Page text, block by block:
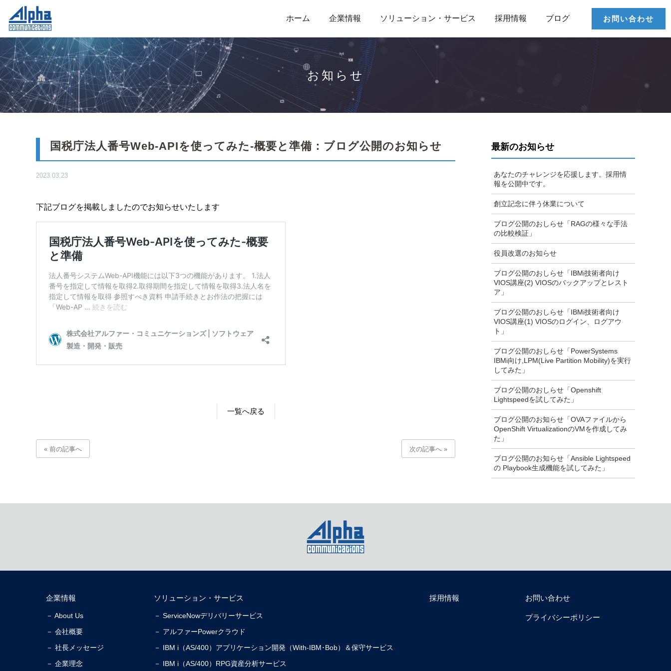
ホーム 企業情報 ソリューション・サービス 採用情報 ブログ お問い合わせ
お知らせ
国税庁法人番号Web-APIを使ってみた-概要と準備：ブログ公開のお知らせ
2023.03.23
下記ブログを掲載しましたのでお知らせいたします
一覧へ戻る
« 前の記事へ 次の記事へ »
最新のお知らせ
あなたのチャレンジを応援します。採用情
報を公開中です。
創立記念に伴う休業について
ブログ公開のおしらせ「RAGの様々な手法
の比較検証」
役員改選のお知らせ
ブログ公開のおしらせ「IBMi技術者向け
VIOS講座(2) VIOSのバックアップとレスト
ア」
ブログ公開のおしらせ「IBMi技術者向け
VIOS講座(1) VIOSのログイン、ログアウ
ト」
ブログ公開のおしらせ「PowerSystems
IBMi向け,LPM(Live Partition Mobility)を実行
してみた」
ブログ公開のおしらせ「Openshift
Lightspeedを試してみた」
ブログ公開のお知らせ「OVAファイルから
OpenShift VirtualizationのVMを作成してみ
た」
ブログ公開のお知らせ「Ansible Lightspeed
の Playbook生成機能を試してみた」
企業情報
－ About Us
－ 会社概要
－ 社長メッセージ
－ 企業理念
ソリューション・サービス
－ ServiceNowデリバリーサービス
－ アルファーPowerクラウド
－ IBM i（AS/400）アプリケーション開発（With-IBM･Bob）＆保守サービス
－ IBM i（AS/400）RPG資産分析サービス
採用情報 お問い合わせ
プライバシーポリシー